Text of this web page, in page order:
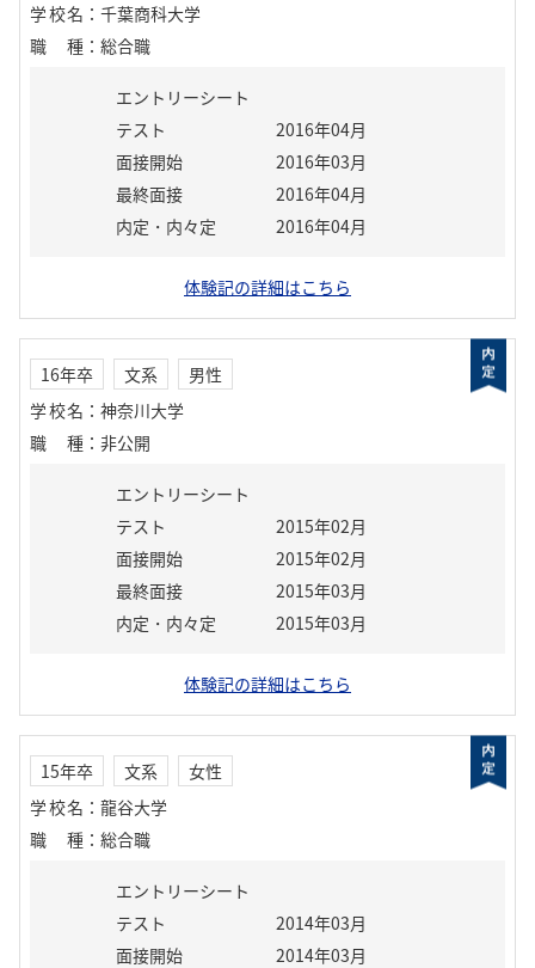
学校名 ： 千葉商科大学
職種 ： 総合職
エントリーシート
テスト
2016年04月
面接開始
2016年03月
最終面接
2016年04月
内定・内々定
2016年04月
体験記の詳細はこちら
16年卒 文系
男性
学校名 ： 神奈川大学
職種 ： 非公開
エントリーシート
テスト
2015年02月
面接開始
2015年02月
最終面接
2015年03月
内定・内々定
2015年03月
体験記の詳細はこちら
15年卒 文系
女性
学校名 ： 龍谷大学
職種 ： 総合職
エントリーシート
テスト
2014年03月
面接開始
2014年03月